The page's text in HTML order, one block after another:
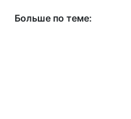
Больше по теме: